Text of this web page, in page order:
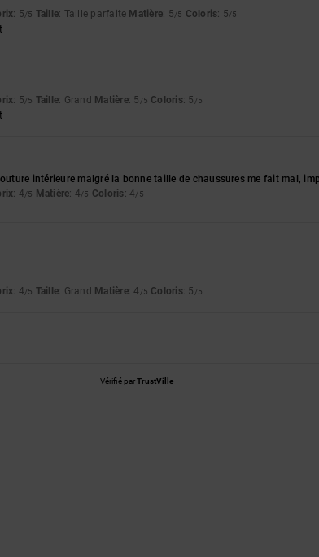
: 5/5 Taille: Taille parfaite Matière: 5/5 Coloris: 5/5
: 5/5 Taille: Grand Matière: 5 /5 Coloris: 5 /5
intérieure malgré la bonne taille de chaussures me fait mal,
: 4/5 Matière: 4/5 Coloris: 4/5
: 4/5 Taille: Grand Matière: 4 /5 Coloris: 5 /5
Vérifié parTrustVille